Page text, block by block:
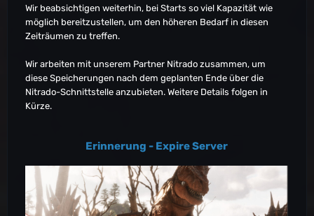
EU-PVP-Consoles-Aberration1169
OC-PVP-Consoles-Aberration1170
Asia-PVP-Consoles-Aberration1173
NA-PVP-TheIsland2006
NA-PVP-TheIsland2027
NA-PVP-TheIsland2029
NA-PVP-TheIsland2032
EU-PVP-TheIsland2042
EU-PVP-TheIsland2064
Asia-PVP-TheIsland2090
Asia-PVP-TheIsland2117
NA-PVP-TheIsland2119
EU-PVP-Isolated-TheCenter525
NA-PVP-IsolatedSmallTribes-TheCenter526
EU-PVP-IsolatedSmallTribes-TheCenter527
EU-PVP-Isolated-Aberration529
NA-PVP-IsolatedSmallTribes-Aberration530
EU-PVP-IsolatedSmallTribes-Aberration531
Wir beabsichtigen weiterhin, bei Starts so viel Kapazität wie
möglich bereitzustellen, um den höheren Bedarf in diesen
Zeiträumen zu treffen.
Wir arbeiten mit unserem Partner Nitrado zusammen, um
diese Speicherungen nach dem geplanten Ende über die
Nitrado-Schnittstelle anzubieten. Weitere Details folgen in
Kürze.
Erinnerung - Expire Server